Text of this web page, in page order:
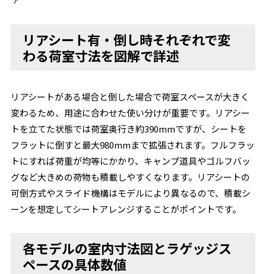
リアシート有・倒し時それぞれで変
わる荷室寸法を図解で詳述
リアシートがある場合と倒した場合で荷室スペースが大きく
変わるため、用途に合わせた使い分けが重要です。リアシー
トを立てた状態では荷室奥行き約390mmですが、シートを
フラットに倒すと最大980mmまで拡張されます。フルフラッ
トにすれば荷重が均等にかかり、キャンプ道具やゴルフバッ
グなど大きめの荷物も積載しやすくなります。リアシートの
可倒方式やスライド機構はモデルにより異なるので、積載シ
ーンを想定してシートアレンジすることがポイントです。
各モデルの室内寸法図とラゲッジス
ペースの具体数値